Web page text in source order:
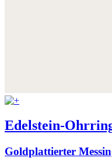
Edelstein-
Goldplattierter